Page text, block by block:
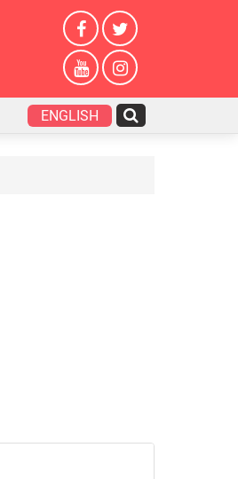
ENGLISH